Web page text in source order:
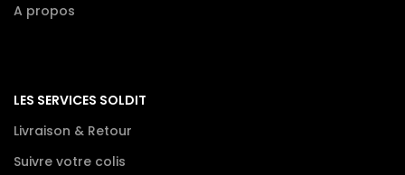
A propos
LES SERVICES SOLDIT
Livraison & Retour
Suivre votre colis